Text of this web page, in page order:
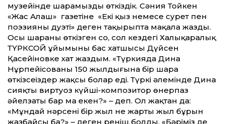
музейінде шарамызды өткіздік. Сәния Тойкен
«Жас Алаш» газетіне «Екі қыз немесе сурет пен
поэзияның дуэті» деген тақырыпта мақала жазды.
Осы шараны өткізген соң, сол кездегі Халықаралық
ТҮРКСОЙ ұйымының бас хатшысы Дүйсен
Қасейіновке хат жаздым. «Түркияда Дина
Нұрпейісованың 150 жылдығына бір шара
өткізсеңіздер жақсы болар еді. Түркі әлемінде Дина
сияқты виртуоз күйші-композитор өнерпаз
әйелзаты бар ма екен?» – деп. Ол жақтан да:
«Мұндай нәрсені бір жыл не жарты жыл бұрын
жазбайсың ба?» – деген реніш болды. «Бәріміз де